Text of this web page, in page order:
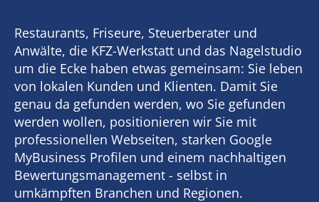
Restaurants, Friseure, Steuerberater und
Anwälte, die KFZ-Werkstatt und das Nagelstudio
um die Ecke haben etwas gemeinsam: Sie leben
von lokalen Kunden und Klienten. Damit Sie
genau da gefunden werden, wo Sie gefunden
werden wollen, positionieren wir Sie mit
professionellen Webseiten, starken Google
MyBusiness Profilen und einem nachhaltigen
Bewertungsmanagement - selbst in
umkämpften Branchen und Regionen.